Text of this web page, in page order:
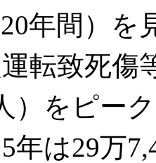
年間）を
転致死傷
）をピー
年は29万